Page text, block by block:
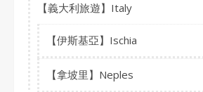
【義大利旅遊】Italy
【伊斯基亞】Ischia
【拿坡里】Neples